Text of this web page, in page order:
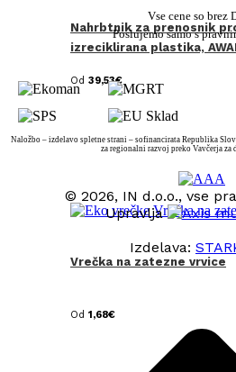
Nahrbtnik za prenosnik
izreciklirana plastika,
Od 39,53€
Vrečka na zatezne vrvice
Od 1,68€
Vse cene so brez
Poslujemo samo s
Naložbo – izdelavo spletne strani – sofinancirata Republika
za regionalni razvoj preko Vavčerja za
© 2026, IN d.o.o., vse
Upravlja
Izdelava: